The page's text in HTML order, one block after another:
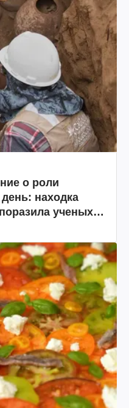
о роли
находка
ученых